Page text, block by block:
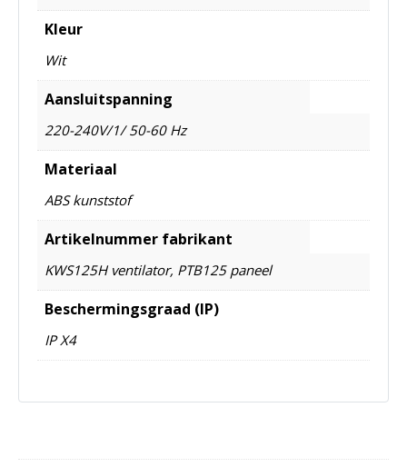
Kleur
Wit
Aansluitspanning
220-240V/1/ 50-60 Hz
Materiaal
ABS kunststof
Artikelnummer fabrikant
KWS125H ventilator, PTB125 paneel
Beschermingsgraad (IP)
IP X4